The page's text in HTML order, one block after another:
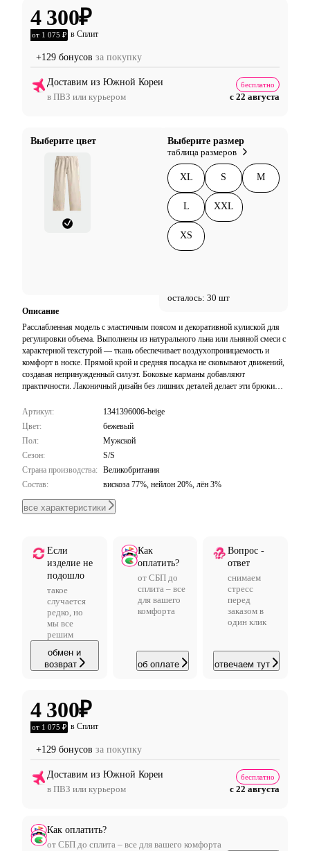
4 300₽
от 1 075 ₽ в Сплит
+129 бонусов за покупку
Доставим из Южной Кореи
в ПВЗ или курьером
бесплатно
с 22 августа
Выберите цвет
Выберите размер
таблица размеров
XL S M
L XXL
XS
осталось: 30 шт
Описание
Расслабленная модель с эластичным поясом и декоративной кулиской для
регулировки объема. Выполнены из натурального льна или льняной смеси с
характерной текстурой — ткань обеспечивает воздухопроницаемость и
комфорт в носке. Прямой крой и средняя посадка не сковывают движений,
создавая непринужденный силуэт. Боковые карманы добавляют
практичности. Лаконичный дизайн без лишних деталей делает эти брюки
сочетаются с футболками, рубашками и легкими кардиганами.
Артикул:
1341396006-beige
Цвет:
бежевый
Пол:
Мужской
Сезон:
S/S
Страна производства: Великобритания
Состав:
вискоза 77%, нейлон 20%, лён 3%
все характеристики
Если
изделие не
подошло
такое
случается
редко, но
мы все
решим
обмен и
возврат
Как
оплатить?
от СБП до
сплита – все
для вашего
комфорта
об оплате
Вопрос -
ответ
снимаем
стресс
перед
заказом в
один клик
отвечаем тут
4 300₽
от 1 075 ₽ в Сплит
+129 бонусов за покупку
Доставим из Южной Кореи
в ПВЗ или курьером
бесплатно
с 22 августа
Как оплатить?
от СБП до сплита – все для вашего комфорта